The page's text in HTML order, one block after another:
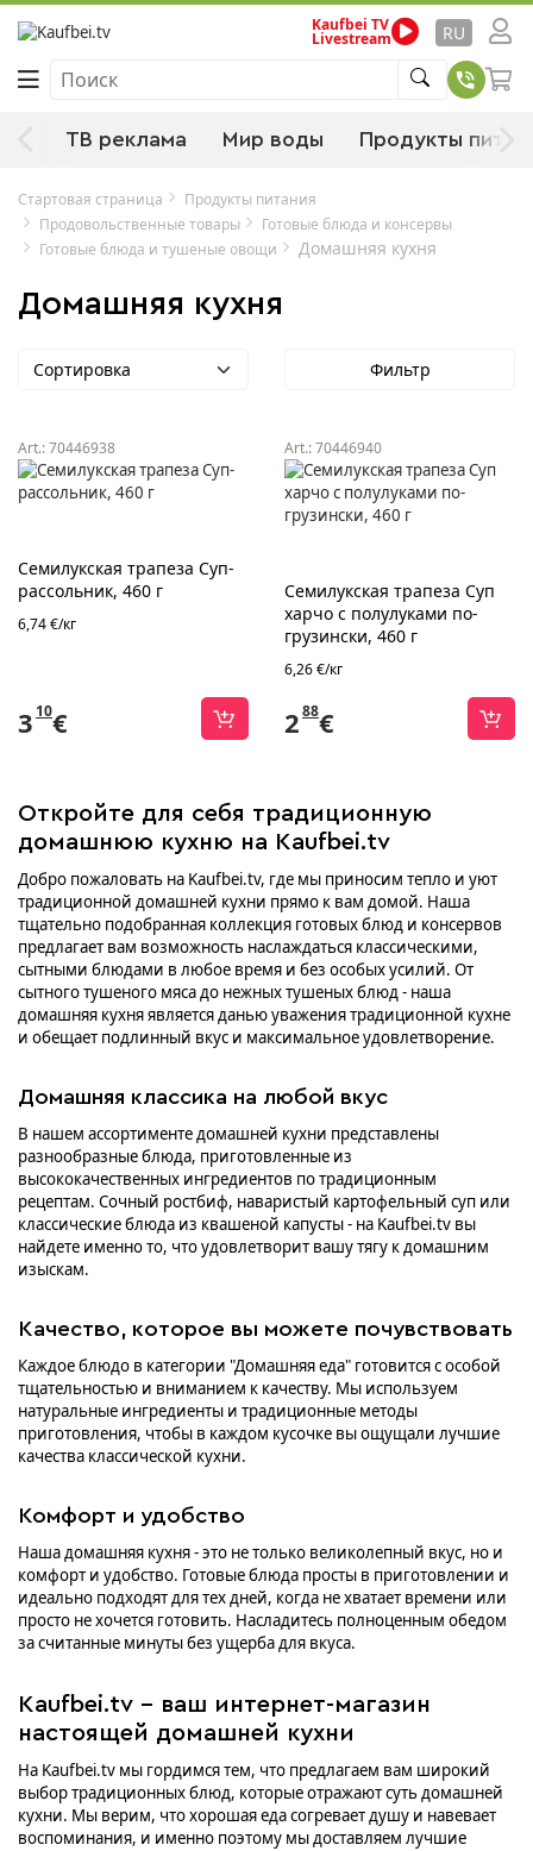
Kaufbei TV
Livestream RU
Поиск
ТВ реклама Мир воды Продукты
Стартовая страница
Продукты питания
Продовольственные товары
Готовые блюда и консервы
Готовые блюда и тушеные овощи
Домашняя кухня
Домашняя кухня
Сортировка Фильтр
Art.:70446938
Семилукская трапеза Суп-
рассольник, 460 г
6,74 €/кг
3 10€
Art.:70446940
Семилукская трапеза Суп
харчо с полулуками по-
грузински, 460 г
6,26 €/кг
288€
Откройте для себя традиционную
домашнюю кухню на Kaufbei.tv
Добро пожаловать на Kaufbei.tv, где мы приносим тепло и уют
традиционной домашней кухни прямо к вам домой. Наша
тщательно подобранная коллекция готовых блюд и консервов
предлагает вам возможность наслаждаться классическими,
сытными блюдами в любое время и без особых усилий. От
сытного тушеного мяса до нежных тушеных блюд - наша
домашняя кухня является данью уважения традиционной кухне
и обещает подлинный вкус и максимальное удовлетворение.
Домашняя классика на любой вкус
В нашем ассортименте домашней кухни представлены
разнообразные блюда, приготовленные из
высококачественных ингредиентов по традиционным
рецептам. Сочный ростбиф, наваристый картофельный суп или
классические блюда из квашеной капусты - на Kaufbei.tv вы
найдете именно то, что удовлетворит вашу тягу к домашним
изыскам.
Качество, которое вы можете почувствовать
Каждое блюдо в категории "Домашняя еда" готовится с особой
тщательностью и вниманием к качеству. Мы используем
натуральные ингредиенты и традиционные методы
приготовления, чтобы в каждом кусочке вы ощущали лучшие
качества классической кухни.
Комфорт и удобство
Наша домашняя кухня - это не только великолепный вкус, но и
комфорт и удобство. Готовые блюда просты в приготовлении и
идеально подходят для тех дней, когда не хватает времени или
просто не хочется готовить. Насладитесь полноценным обедом
за считанные минуты без ущерба для вкуса.
Kaufbei.tv - ваш интернет-магазин
настоящей домашней кухни
На Kaufbei.tv мы гордимся тем, что предлагаем вам широкий
выбор традиционных блюд, которые отражают суть домашней
кухни. Мы верим, что хорошая еда согревает душу и навевает
воспоминания, и именно поэтому мы доставляем лучшие